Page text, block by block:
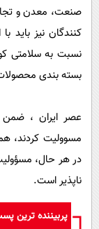
صنعت، معدن و
کنندگان نیز باید
نسبت به سلامتی
بسته بندی
عصر ایران ، ضمن
مسوولیت کردند،
در هر حال،
ناپذیر است.
پربیننده ترین